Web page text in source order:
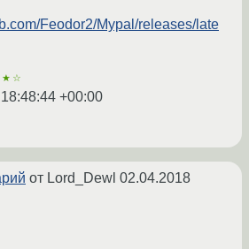
Feodor2/Mypal/releases/late
★☆
+00:00
от Lord_Dewl 02.04.2018